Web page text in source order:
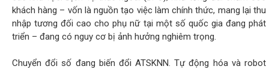
khách hàng – vốn là nguồn tạo việc làm chính thức, mang lại thu
nhập tương đối cao cho phụ nữ tại một số quốc gia đang phát
triển – đang có nguy cơ bị ảnh hưởng nghiêm trọng.
Chuyển đổi số đang biến đổi ATSKNN. Tự động hóa và robot